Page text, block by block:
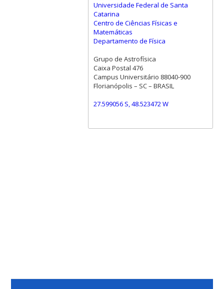
Universidade Federal de Santa
Catarina
Centro de Ciências Físicas e
Matemáticas
Departamento de Física
Grupo de Astrofísica
Caixa Postal 476
Campus Universitário 88040-900
Florianópolis – SC – BRASIL
27.599056 S, 48.523472 W